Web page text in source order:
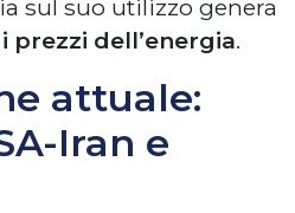
sul suo utilizzo genera
prezzi dell’energia.
attuale:
Iran e